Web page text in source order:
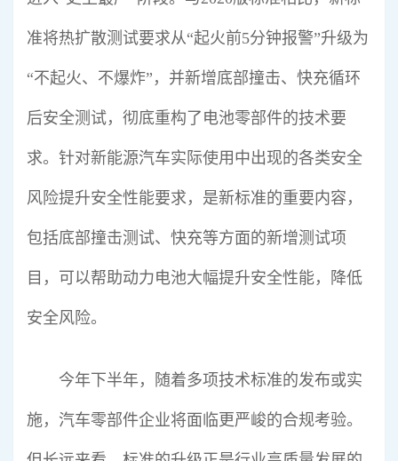
准将热扩散测试要求从“起火前5分钟报警”升级为
“不起火、不爆炸”，并新增底部撞击、快充循环
后安全测试，彻底重构了电池零部件的技术要
求。针对新能源汽车实际使用中出现的各类安全
风险提升安全性能要求，是新标准的重要内容，
包括底部撞击测试、快充等方面的新增测试项
目，可以帮助动力电池大幅提升安全性能，降低
安全风险。
今年下半年，随着多项技术标准的发布或实
施，汽车零部件企业将面临更严峻的合规考验。